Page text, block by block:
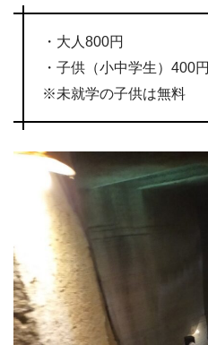
・大人800円
・子供（小中学生）400円
※未就学の子供は無料